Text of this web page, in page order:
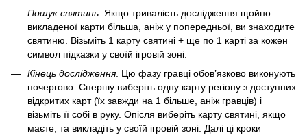
Пошук святинь . Якщо тривалість дослідження щойно
викладеної карти більша, аніж у попередньої, ви знаходите
святиню. Візьміть 1 карту святині + ще по 1 карті за кожен
символ підказки у своїй ігровій зоні.
Кінець дослідження. Цю фазу гравці обов’язково виконують
почергово. Спершу виберіть одну карту регіону з доступних
відкритих карт (їх завжди на 1 більше, аніж гравців) і
візьміть її собі в руку. Опісля виберіть карту святині, якщо
маєте, та викладіть у своїй ігровій зоні. Далі ці кроки